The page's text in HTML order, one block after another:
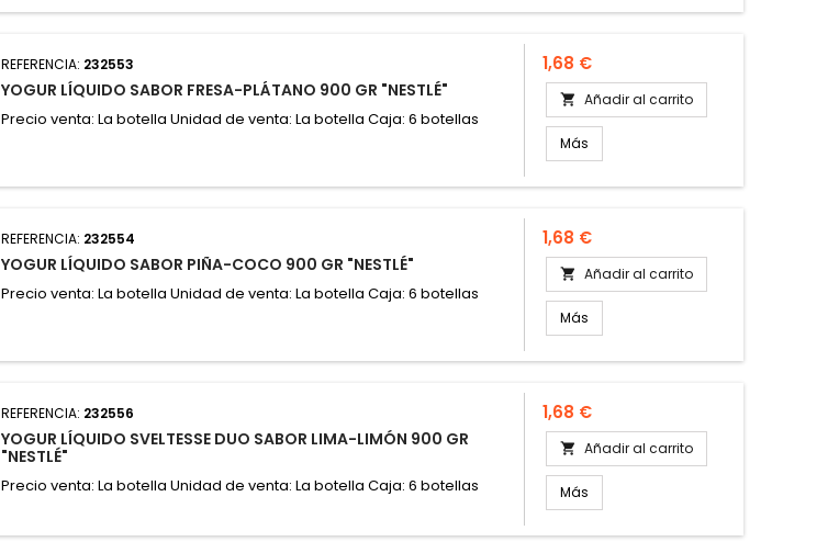
REFERENCIA: 232553
YOGUR LÍQUIDO SABOR FRESA-PLÁTANO 900 GR "NESTLÉ"
Precio venta: La botella Unidad de venta: La botella Caja: 6 botellas
Precio
1,68 €
 Añadir al carrito
Más
REFERENCIA: 232554
YOGUR LÍQUIDO SABOR PIÑA-COCO 900 GR "NESTLÉ"
Precio venta: La botella Unidad de venta: La botella Caja: 6 botellas
Precio
1,68 €
 Añadir al carrito
Más
REFERENCIA: 232556
YOGUR LÍQUIDO SVELTESSE DUO SABOR LIMA-LIMÓN 900 GR
"NESTLÉ"
Precio venta: La botella Unidad de venta: La botella Caja: 6 botellas
Precio
1,68 €
 Añadir al carrito
Más